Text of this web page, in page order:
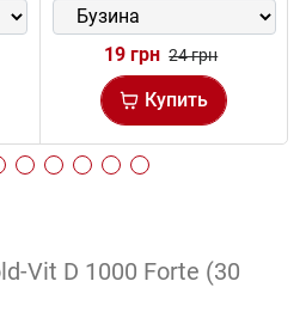
19 грн 24 грн
Купить
Vit D 1000 Forte (30